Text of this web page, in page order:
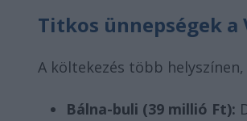
Titkos ünnepségek a
A költekezés több helyszínen,
Bálna-buli (39 millió Ft):